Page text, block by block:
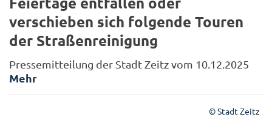
verschieben sich folgende Touren
der Straßenreinigung
Pressemitteilung der Stadt Zeitz vom 10.12.2025
Mehr
© Stadt Zeitz